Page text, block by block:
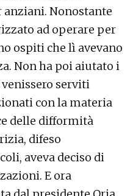
anziani. Nonostante
ad operare per
ospiti che lì avevano
Non ha poi aiutato i
serviti
con la materia
delle difformità
difeso
aveva deciso di
E ora